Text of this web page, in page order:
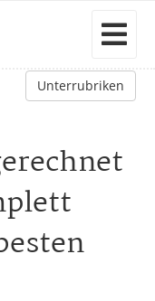
Unterrubriken